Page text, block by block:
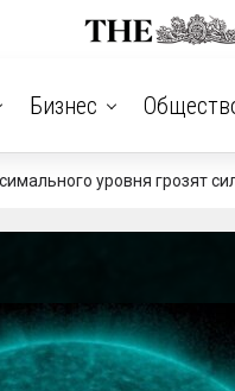
Бизнес
уровня грозят